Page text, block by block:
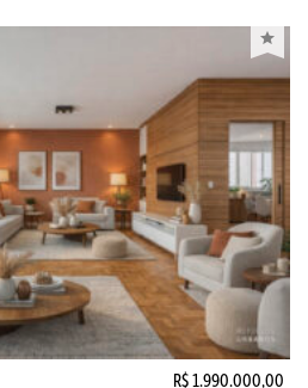
R$ 1.990.000,00